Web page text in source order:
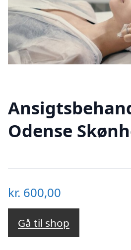
Odense
kr. 600,00
Gå til shop